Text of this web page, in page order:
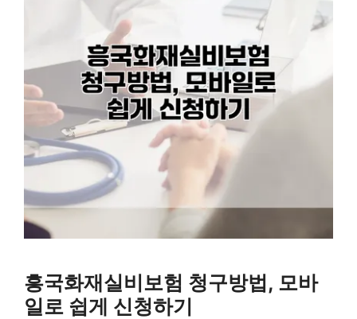
흥국화재실비보험 청구방법, 모바
일로 쉽게 신청하기